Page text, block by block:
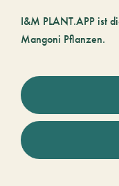
I&M PLANT.APP ist
Mangoni Pflanzen.